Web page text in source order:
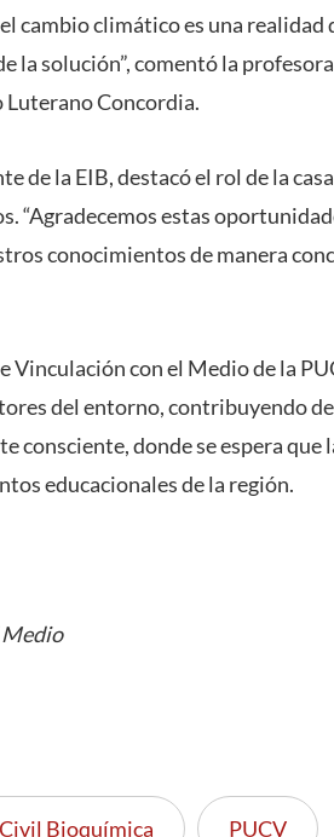
cambio climático es una realidad
la solución”, comentó la
Luterano Concordia.
de la EIB, destacó el rol de la
“Agradecemos estas
conocimientos de manera
con el Medio de la
del entorno, contribuyendo
consciente, donde se espera
educacionales de la región.
Medio
Bioquímica PUCV